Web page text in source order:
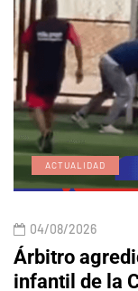
ACTUALIDAD
04/08/2026
Árbitro
infantil de la